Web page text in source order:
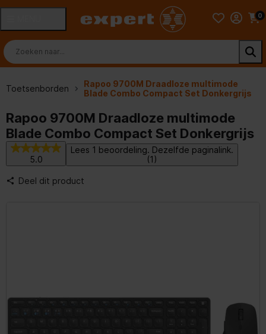
0
Toetsenborden
Rapoo 9700M Draadloze multimode
Blade Combo Compact Set Donkergrijs
Rapoo 9700M Draadloze multimode
Blade Combo Compact Set Donkergrijs
5.0
Lees 1 beoordeling. Dezelfde paginalink.
(1)
Deel dit product